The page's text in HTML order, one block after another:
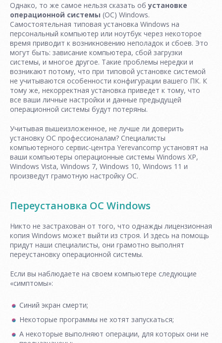
Однако, то же самое нельзя сказать обустановке
операционной системы (ОС) Windows.
Самостоятельная типовая установка Windows на
персональный компьютер или ноутбук через некоторое
время приводит к возникновению неполадок и сбоев. Это
могут быть: зависание компьютера, сбой загрузки
системы, и многое другое. Такие проблемы нередки и
возникают потому, что при типовой установке системой
не учитываются особенности конфигурации вашего ПК. К
тому же, некорректная установка приведет к тому, что
все ваши личные настройки и данные предыдущей
операционной системы будут потеряны.
Учитывая вышеизложенное, не лучше ли доверить
установку ОС профессионалам? Специалисты
компьютерного сервис-центра Yerevancomp установят на
ваши компьютеры операционные системы Windows XP,
Windows Vista, Windows 7, Windows 10, Windows 11 и
произведут грамотную настройку ОС.
Переустановка ОС Windows
Никто не застрахован от того, что однажды лицензионная
копия Windows может выйти из строя. И здесь на помощь
придут наши специалисты, они грамотно выполнят
переустановку операционной системы.
Если вы наблюдаете на своем компьютере следующие
«симптомы»:
Синий экран смерти;
Некоторые программы не хотят запускаться;
А некоторые выполняют операции, для которых они не